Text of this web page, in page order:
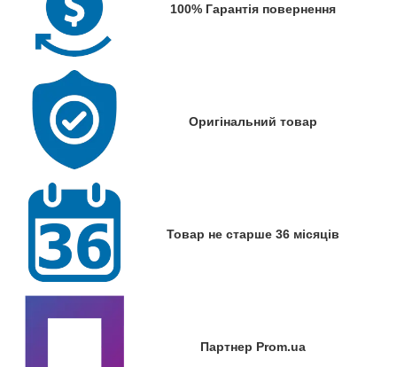
100% Гарантія повернення
Оригінальний товар
Товар не старше 36 місяців
Партнер Prom.ua